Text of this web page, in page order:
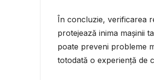
În concluzie, verificarea
protejează inima mașinii
poate preveni probleme
totodată o experiență de